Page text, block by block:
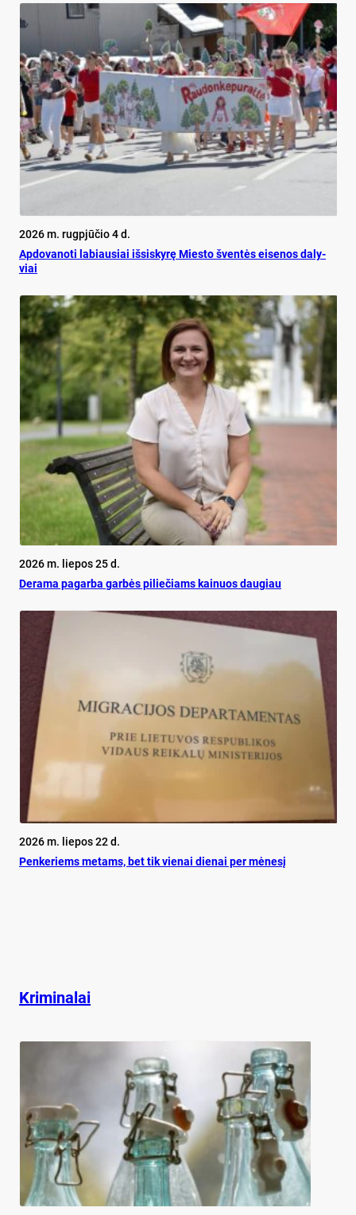
2026 m. rugpjūčio 4 d.
Ap­do­va­no­ti la­biau­siai iš­si­sky­rę Mies­to šven­tės ei­se­nos da­ly­
viai
2026 m. liepos 25 d.
De­ra­ma pa­gar­ba gar­bės pi­lie­čiams kai­nuos dau­giau
2026 m. liepos 22 d.
Pen­ke­riems me­tams, bet tik vie­nai die­nai per mė­ne­sį
Kriminalai